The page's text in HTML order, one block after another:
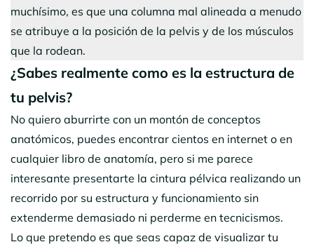
muchísimo, es que una columna mal alineada a menudo
se atribuye a la posición de la pelvis y de los músculos
que la rodean.
¿Sabes realmente como es la estructura de
tu pelvis?
No quiero aburrirte con un montón de conceptos
anatómicos, puedes encontrar cientos en internet o en
cualquier libro de anatomía, pero si me parece
interesante presentarte la cintura pélvica realizando un
recorrido por su estructura y funcionamiento sin
extenderme demasiado ni perderme en tecnicismos.
Lo que pretendo es que seas capaz de visualizar tu